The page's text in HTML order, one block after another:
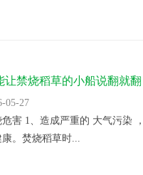
让禁烧稻草的小船说翻就翻
05-27
危害 1、造成严重的 大气污染
康。焚烧稻草时...